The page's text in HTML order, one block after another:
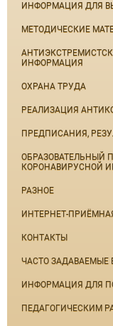
ИНФОРМАЦИЯ ДЛЯ
МЕТОДИЧЕСКИЕ
ИНФОРМАЦИЯ
ОХРАНА ТРУДА
РЕАЛИЗАЦИЯ
ПРЕДПИСАНИЯ,
ОБРАЗОВАТЕЛЬНЫЙ
КОРОНАВИРУСНОЙ
РАЗНОЕ
ИНТЕРНЕТ-
КОНТАКТЫ
ЧАСТО ЗАДАВАЕМЫЕ
ИНФОРМАЦИЯ ДЛЯ
ПЕДАГОГИЧЕСКИМ